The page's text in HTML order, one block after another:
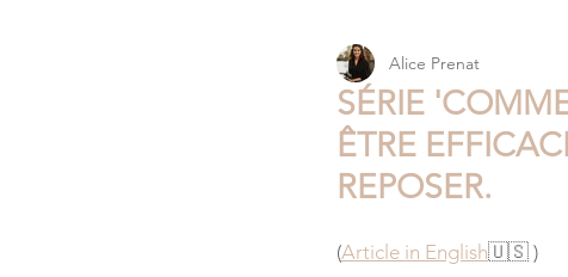
MADAME PARISIENNE / NEW YORK
SÉRIE
ÊTRE
REPOSER.
Alice Prenat
(Article in English🇺🇸 )